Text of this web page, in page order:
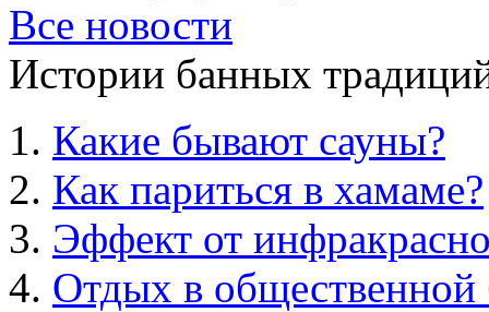
Все новости
Истории банных
Какие бывают сауны?
Как париться в хамаме?
Эффект от
Отдых в общественной